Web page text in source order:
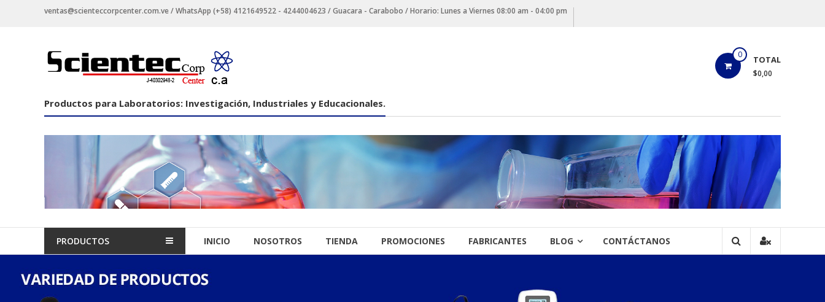
ventas@scienteccorpcenter.com.ve / WhatsApp (+58) 4121649522 - 4244004623 / Guacara - Carabobo / Horario: Lunes a Viernes 08:00 am - 04:00 pm
Productos
para
Laboratorios
Industriales
Educacionales.
0 TOTAL
$0,00
Productos para Laboratorios: Investigación, Industriales y Educacionales.
PRODUCTOS INICIO NOSOTROS TIENDA PROMOCIONES FABRICANTES BLOG CONTÁCTANOS